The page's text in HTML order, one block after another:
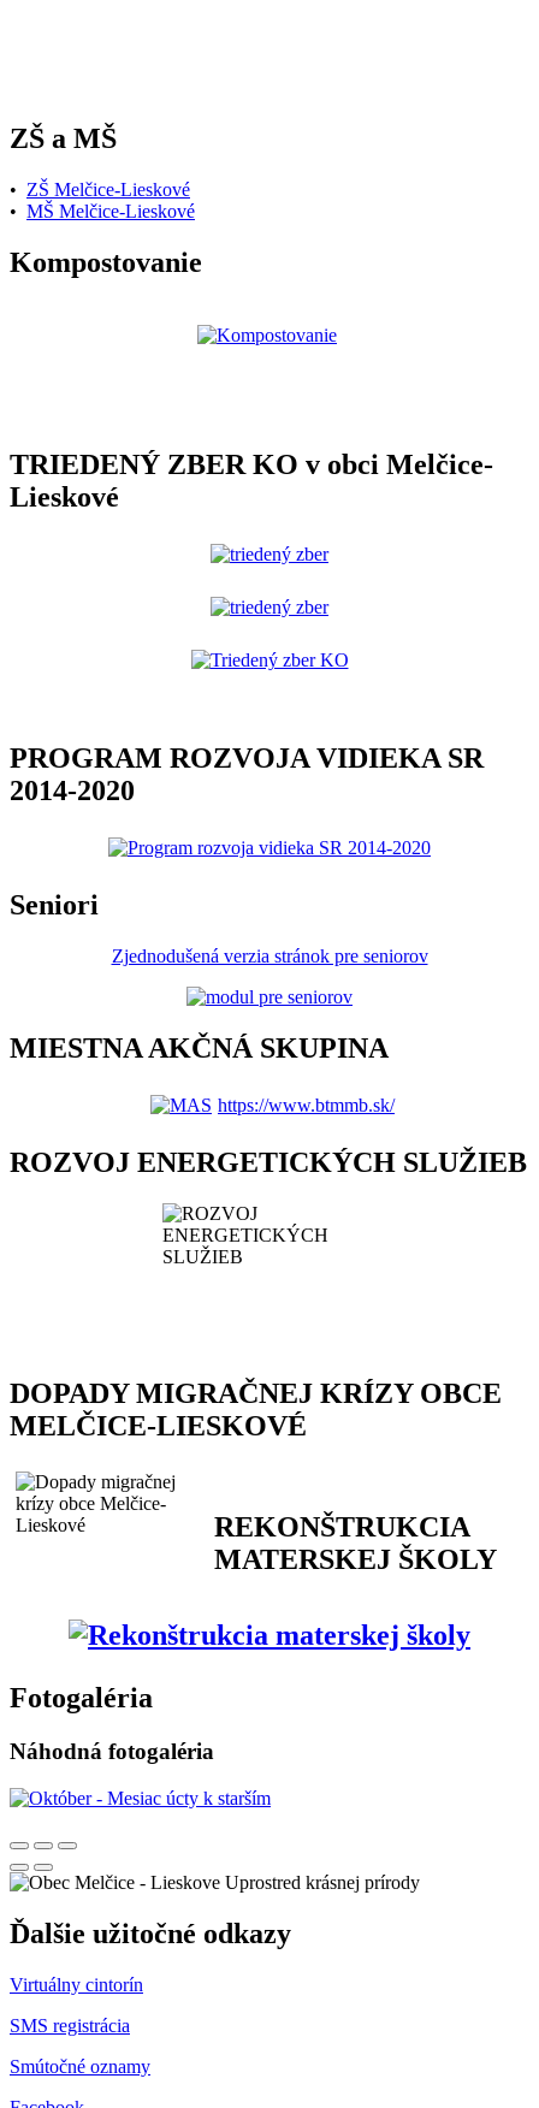
ZŠ a MŠ
• ZŠ Melčice-Lieskové
• MŠ Melčice-Lieskové
Kompostovanie
TRIEDENÝ ZBER KO v obci Melčice-
Lieskové
PROGRAM ROZVOJA VIDIEKA SR
2014-2020
Seniori
Zjednodušená verzia stránok pre seniorov
MIESTNA AKČNÁ SKUPINA
https://www.btmmb.sk/
ROZVOJ ENERGETICKÝCH SLUŽIEB
DOPADY MIGRAČNEJ KRÍZY OBCE
MELČICE-LIESKOVÉ
REKONŠTRUKCIA
MATERSKEJ ŠKOLY
Fotogaléria
Náhodná fotogaléria
Uprostred krásnej prírody
Ďalšie užitočné odkazy
Virtuálny cintorín
SMS registrácia
Smútočné oznamy